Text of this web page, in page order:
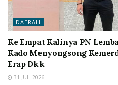
DAERAH
Ke Empat Kalinya PN
Kado Menyongsong
Erap Dkk
31 JULI 2026